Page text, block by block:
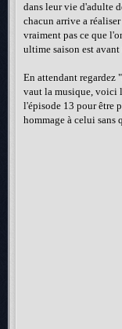
dans leur vie d'adulte
chacun arrive a
vraiment pas ce que
ultime saison est
En attendant regardez
vaut la musique, voici
l'épisode 13 pour être
hommage à celui sans